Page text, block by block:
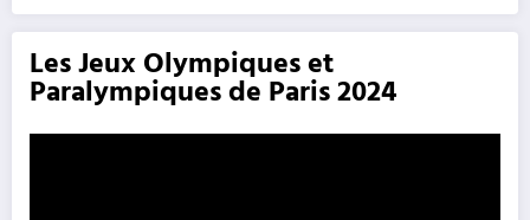
Les Jeux Olympiques et
Paralympiques de Paris 2024